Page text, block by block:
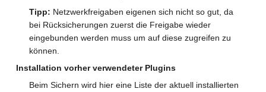
Tipp: Netzwerkfreigaben eigenen sich nicht so gut, da
bei Rücksicherungen zuerst die Freigabe wieder
eingebunden werden muss um auf diese zugreifen zu
können.
Installation vorher verwendeter Plugins
Beim Sichern wird hier eine Liste der aktuell installierten